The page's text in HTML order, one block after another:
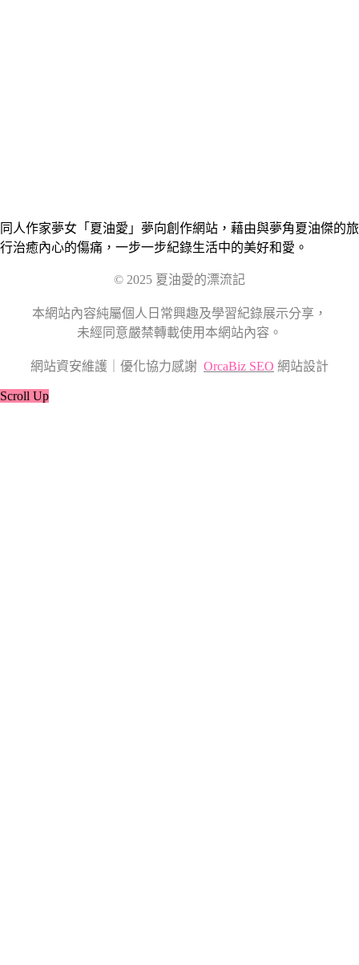
同人作家夢女「夏油愛」夢向創作網站，藉由與夢角夏油傑的旅
行治癒內心的傷痛，一步一步紀錄生活中的美好和愛。
© 2025 夏油愛的漂流記
本網站內容純屬個人日常興趣及學習紀錄展示分享，
未經同意嚴禁轉載使用本網站內容。
網站資安維護｜優化協力感謝 OrcaBiz SEO 網站設計
Scroll Up